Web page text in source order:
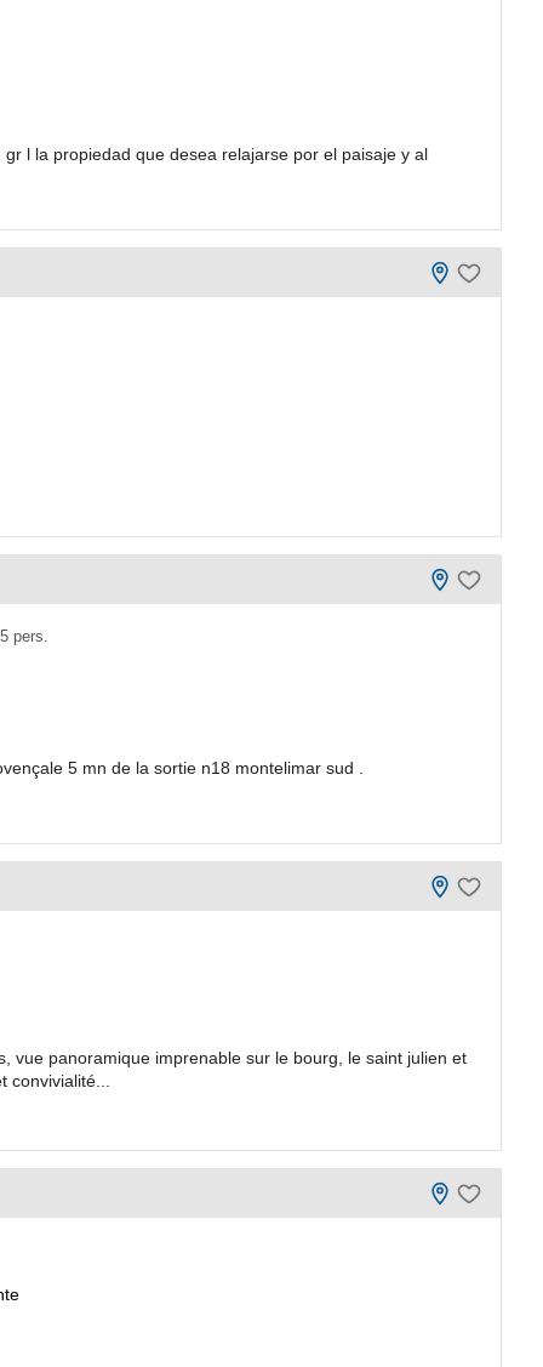
l la propiedad que desea relajarse por el paisaje y al
pers.
5 mn de la sortie n18 montelimar sud .
vue panoramique imprenable sur le bourg, le saint julien et